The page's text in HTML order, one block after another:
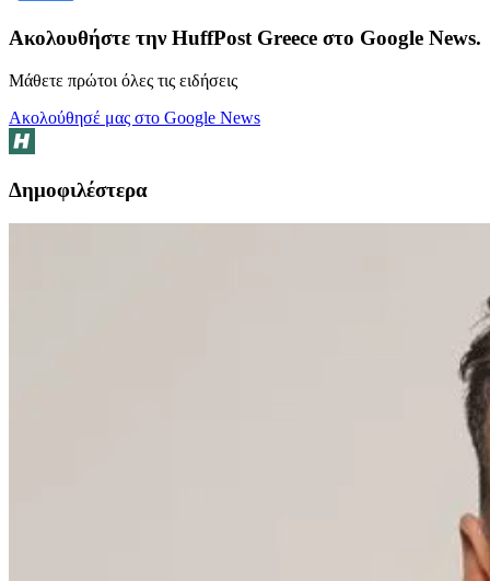
Ακολουθήστε την HuffPost Greece στο Google News.
Μάθετε πρώτοι όλες τις ειδήσεις
Ακολούθησέ μας στο Google News
Δημοφιλέστερα